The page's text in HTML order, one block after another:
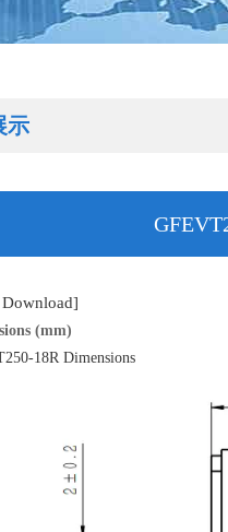
示
(mm)
18R Dimensions